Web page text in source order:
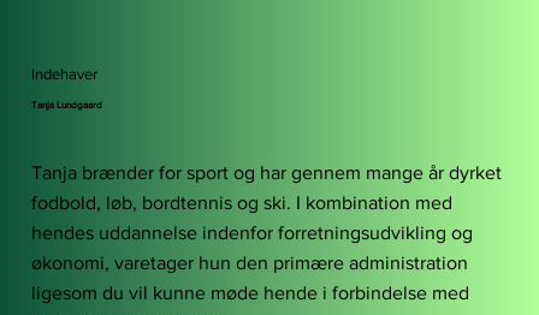
Indehaver
Tanja Lundgaard
Tanja brænder for sport og har gennem mange år dyrket
fodbold, løb, bordtennis og ski. I kombination med
hendes uddannelse indenfor forretningsudvikling og
økonomi, varetager hun den primære administration
ligesom du vil kunne møde hende i forbindelse med